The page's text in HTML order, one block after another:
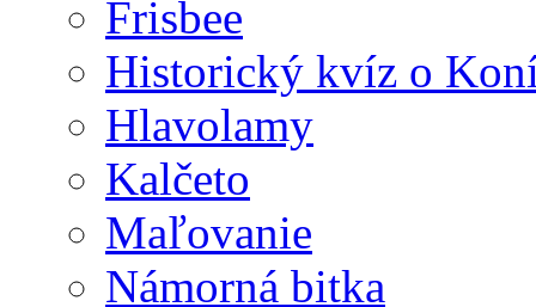
Frisbee
Historický kvíz o
Hlavolamy
Kalčeto
Maľovanie
Námorná bitka